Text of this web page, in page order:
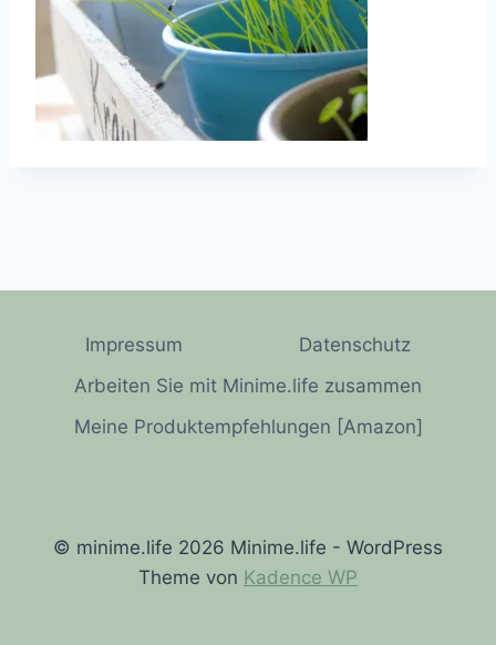
Impressum
Datenschutz
Arbeiten Sie mit Minime.life zusammen
Meine Produktempfehlungen [Amazon]
© minime.life 2026 Minime.life - WordPress
Theme von Kadence WP